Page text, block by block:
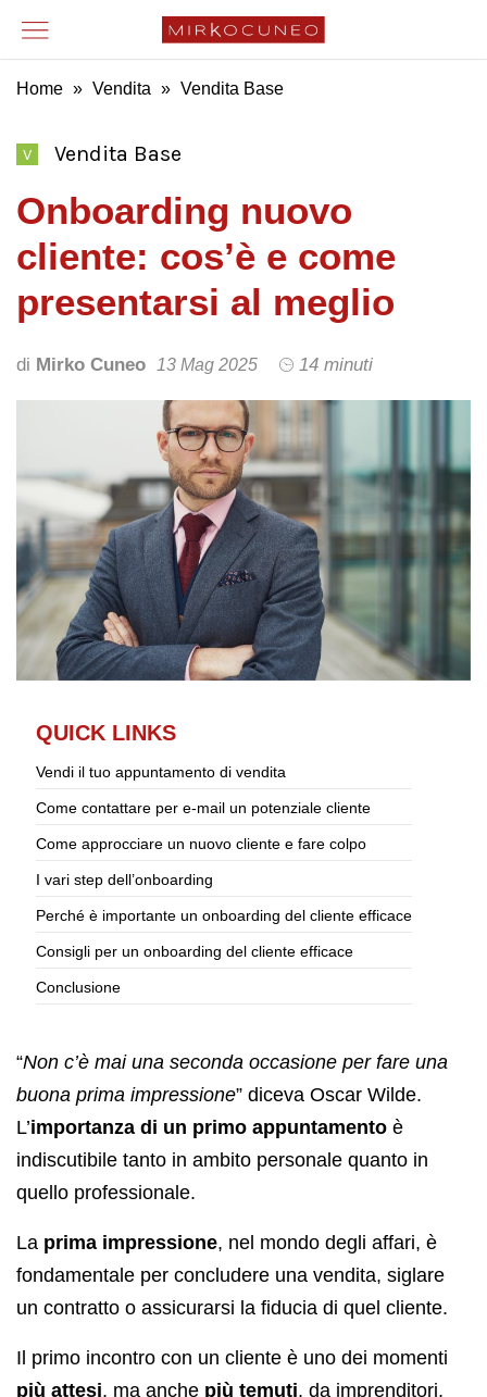
Home » Vendita » Vendita Base
V Vendita Base
Onboarding nuovo
cliente: cos’è e come
presentarsi al meglio
di Mirko Cuneo 13 Mag 2025 14 minuti
QUICK LINKS
Vendi il tuo appuntamento di vendita
Come contattare per e-mail un potenziale cliente
Come approcciare un nuovo cliente e fare colpo
I vari step dell’onboarding
Perché è importante un onboarding del cliente efficace
Consigli per un onboarding del cliente efficace
Conclusione
“Non c’è mai una seconda occasione per fare una
buona prima impressione” diceva Oscar Wilde.
L’importanza di un primo appuntamento è
indiscutibile tanto in ambito personale quanto in
quello professionale.
La prima impressione, nel mondo degli affari, è
fondamentale per concludere una vendita, siglare
un contratto o assicurarsi la fiducia di quel cliente.
Il primo incontro con un cliente è uno dei momenti
più attesi, ma anche più temuti, da imprenditori,